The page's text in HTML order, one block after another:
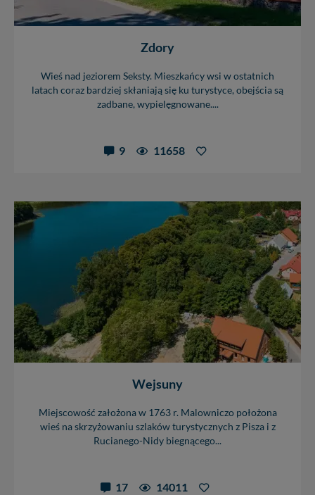
Zdory
Wieś nad jeziorem Seksty. Mieszkańcy wsi w ostatnich
latach coraz bardziej skłaniają się ku turystyce, obejścia są
zadbane, wypielęgnowane....
9 11658
Wejsuny
Miejscowość założona w 1763 r. Malowniczo położona
wieś na skrzyżowaniu szlaków turystycznych z Pisza i z
Rucianego-Nidy biegnącego...
17 14011